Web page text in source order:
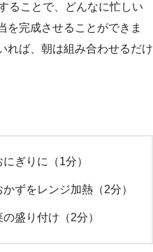
ることで、どんなに忙しい
を完成させることができま
れば、朝は組み合わせるだけ
ぎりに（1分）
ずをレンジ加熱（2分）
盛り付け（2分）